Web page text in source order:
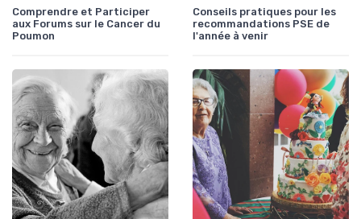
Comprendre et Participer
aux Forums sur le Cancer du
Poumon
Conseils pratiques pour les
recommandations PSE de
l'année à venir